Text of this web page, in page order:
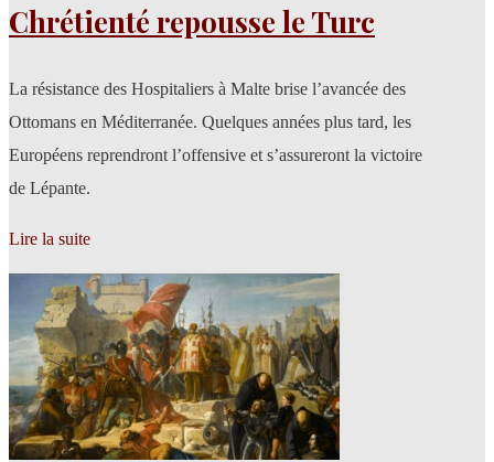
Chrétienté repousse le Turc
La résistance des Hospitaliers à Malte brise l’avancée des
Ottomans en Méditerranée. Quelques années plus tard, les
Européens reprendront l’offensive et s’assureront la victoire
de Lépante.
Lire la suite